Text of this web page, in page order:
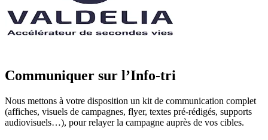
Communiquer sur l’Info-tri
Nous mettons à votre disposition un kit de communication complet
(affiches, visuels de campagnes, flyer, textes pré-rédigés, supports
audiovisuels…), pour relayer la campagne auprès de vos cibles.